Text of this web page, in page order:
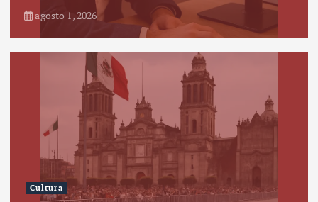
agosto 1, 2026
Cultura